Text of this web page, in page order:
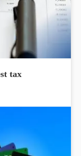
tax